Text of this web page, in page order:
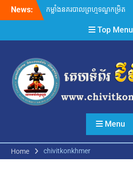
News:
ក្រុមអ្នកសង្កេតការណ៍អាស៊ាន បន្ដ
ថៃ បង្គោលលេខ៣៧ នៅស្រុកថ្ម
ពួក ខេត្តបន្ទាយមានជ័យ
ព័ន្ធចែកចាយសារធាតុញៀននិង
ដកហូតវត្ថុតាងមួយចំនួន!
កម្លាំងនគរបាលព្រហ្មទណ្ឌកម្រិត
ធ្ងន់ស្រាវជ្រាវឃាត់ខ្លួនជនសង្ស័យ
ចំនួន០៣នាក់ ពាក់ព័ន្ធធាក់ប្លន់យក
Top Menu
Menu
Home chivitkonkhmer